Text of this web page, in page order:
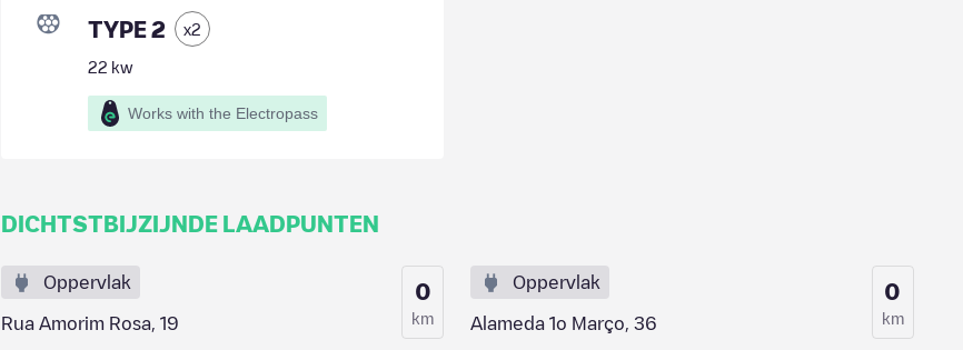
TYPE 2 x2
22 kw
Works with the Electropass
DICHTSTBIJZIJNDE LAADPUNTEN
Oppervlak
Rua Amorim Rosa, 19
0
km
Oppervlak
Alameda 1o Março, 36
0
km